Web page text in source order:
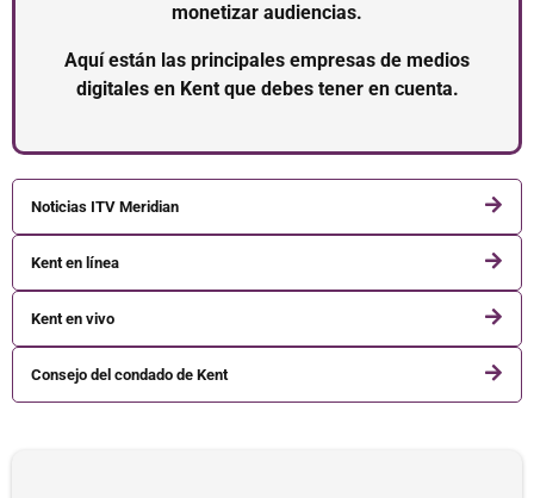
monetizar audiencias.
Aquí están las principales empresas de medios
digitales en Kent que debes tener en cuenta.
Noticias ITV Meridian
Kent en línea
Kent en vivo
Consejo del condado de Kent